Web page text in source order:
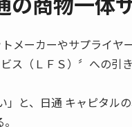
ーカーやサプライヤ
ス（ＬＦＳ）〞への引
と、日通 キャピタルの